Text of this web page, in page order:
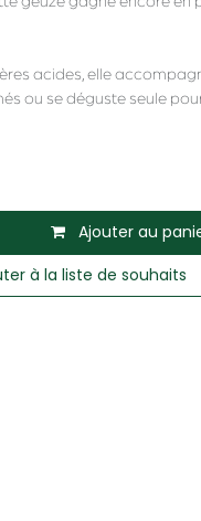
acides, elle
ou se déguste seule
Ajouter au
à la liste de souhaits